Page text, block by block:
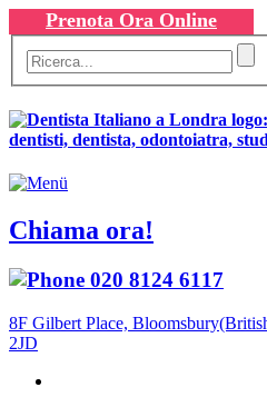
Prenota Ora Online
Chiama ora!
020 8124 6117
8F Gilbert Place,
2JD